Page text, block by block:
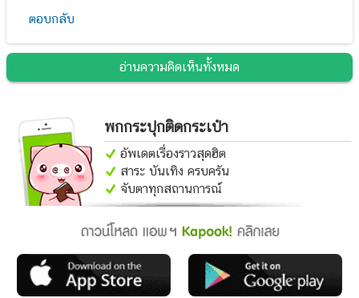
ตอบกลับ
อ่านความคิดเห็นทั้งหมด
พกกระปุกติดกระเป๋า
อัพเดตเรื่องราวสุดฮิต
สาระ บันเทิง ครบครัน
จับตาทุกสถานการณ์